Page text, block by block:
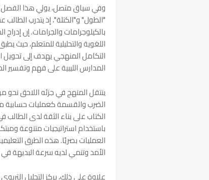
وفي سياق متصل، يولي هذا الفصل
"الطول" و"الكتلة"، إذ يتدرب الطالب
بالكيلوجرامات والجرامات. إن
اللغوية والتحليلية للمتعلم،
التكامل المنهجي يهدف إلى تحويل
المدارس الليبية على فهم
ينتقل المنهج في جزئه اللاحق نحو
الضرب والقسمة كعمليات حسابية
باستخدام استراتيجيات متنوعة
العمليات بصريًا. هذه الطرق
الأمد وتنمي لديه سرعة البديهة
علاوة على ذلك، يركز التحليل